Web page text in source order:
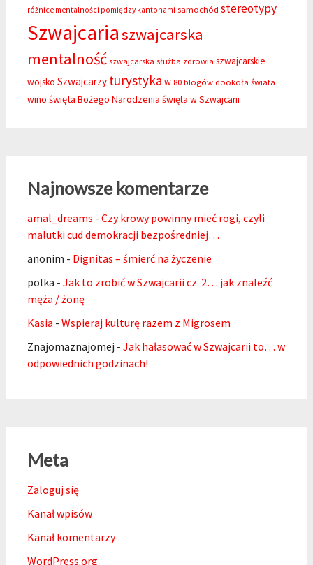
różnice mentalności pomiędzy kantonami samochód stereotypy
Szwajcariaszwajcarska
mentalność szwajcarska służba zdrowia szwajcarskie
wojsko Szwajcarzy turystyka W 80 blogów dookoła świata
wino święta Bożego Narodzenia święta w Szwajcarii
Najnowsze komentarze
amal_dreams - Czy krowy powinny mieć rogi, czyli
malutki cud demokracji bezpośredniej…
anonim - Dignitas – śmierć na życzenie
polka - Jak to zrobić w Szwajcarii cz. 2… jak znaleźć
męża / żonę
Kasia - Wspieraj kulturę razem z Migrosem
Znajomaznajomej - Jak hałasować w Szwajcarii to… w
odpowiednich godzinach!
Meta
Zaloguj się
Kanał wpisów
Kanał komentarzy
WordPress.org